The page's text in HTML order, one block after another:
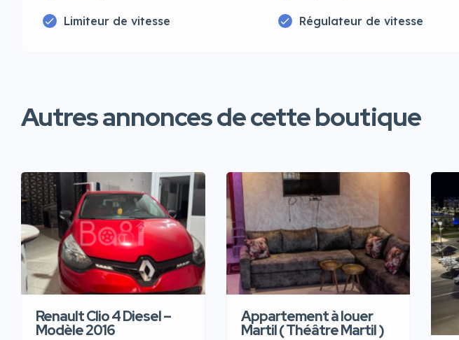
Limiteur de vitesse Régulateur de vitesse
Autres annonces de cette boutique
Renault Clio 4 Diesel –
Modèle 2016
Appartement à louer
Martil ( Théâtre Martil )